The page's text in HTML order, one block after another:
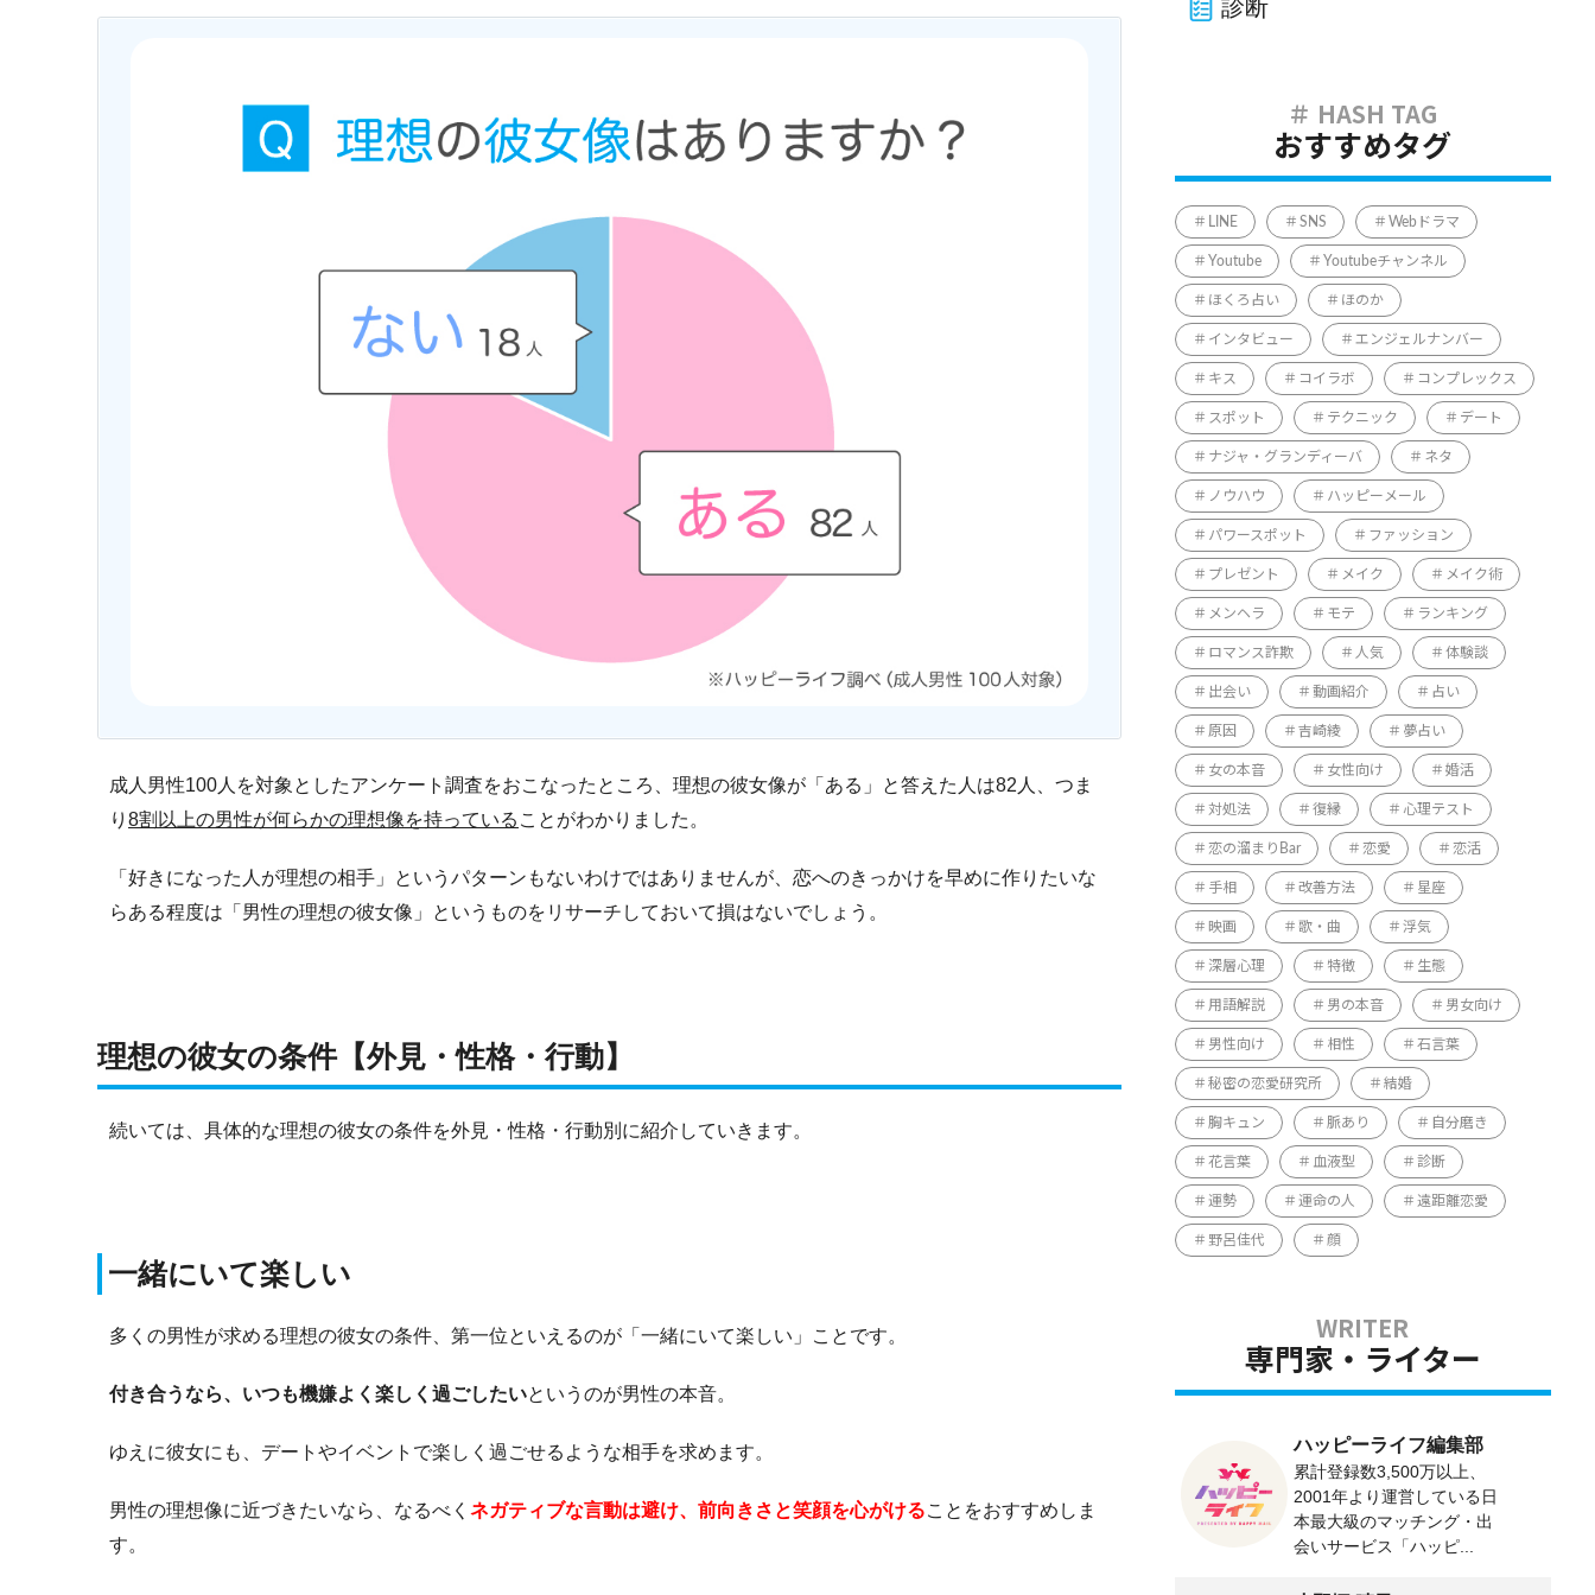
成人男性100人を対象としたアンケート調査をおこなったところ、理想の彼女像が「ある」と答えた人は82人、つま
り 8割以上の男性が何らかの理想像を持っている ことがわかりました。
「好きになった人が理想の相手」というパターンもないわけではありませんが、恋へのきっかけを早めに作りたいな
らある程度は「男性の理想の彼女像」というものをリサーチしておいて損はないでしょう。
理想の彼女の条件【外見・性格・行動】
続いては、具体的な理想の彼女の条件を外見・性格・行動別に紹介していきます。
一緒にいて楽しい
多くの男性が求める理想の彼女の条件、第一位といえるのが「一緒にいて楽しい」ことです。
付き合うなら、いつも機嫌よく楽しく過ごしたいというのが男性の本音。
ゆえに彼女にも、デートやイベントで楽しく過ごせるような相手を求めます。
男性の理想像に近づきたいなら、なるべく ネガティブな言動は避け、前向きさと笑顔を心がけることをおすすめしま
す。
診断
おすすめタグ
LINE SNS Webドラマ
Youtube Youtubeチャンネル
ほくろ占い ほのか
インタビュー エンジェルナンバー
キス コイラボ コンプレックス
スポット テクニック デート
ナジャ・グランディーバ ネタ
ノウハウ ハッピーメール
パワースポット ファッション
プレゼント メイク メイク術
メンヘラ モテ ランキング
ロマンス詐欺 人気 体験談
出会い 動画紹介 占い
原因 吉崎綾 夢占い
女の本音 女性向け 婚活
対処法 復縁 心理テスト
恋の溜まりBar 恋愛 恋活
手相 改善方法 星座
映画 歌・曲 浮気
深層心理 特徴 生態
用語解説 男の本音 男女向け
男性向け 相性 石言葉
秘密の恋愛研究所 結婚
胸キュン 脈あり 自分磨き
花言葉 血液型 診断
運勢 運命の人 遠距離恋愛
野呂佳代 顔
専門家・ライター
ハッピーライフ編集部
累計登録数3,500万以上、
2001年より運営している日
本最大級のマッチング・出
会いサービス「ハッピ...